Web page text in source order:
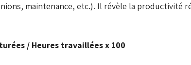
maintenance, etc.). Il révèle la productivité
/ Heures travaillées x 100